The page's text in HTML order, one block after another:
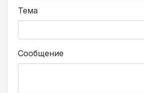
Тема
Сообщение